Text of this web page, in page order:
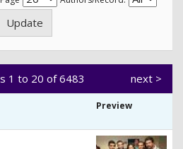
1 to 20 of 6483 next >
Preview